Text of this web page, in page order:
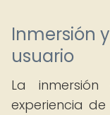
Inmersión
usuario
La
experiencia